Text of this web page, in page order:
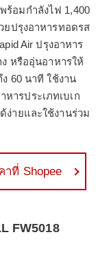
ร้อมกำลังไฟ 1,400
ยปรุงอาหารทอดรส
Air ปรุงอาหาร
หรืออุ่นอาหารให้
60 นาที ใช้งาน
ารประเภทเบเก
ง่ายและใช้งานร่วม
าที่ Shopee
FW5018